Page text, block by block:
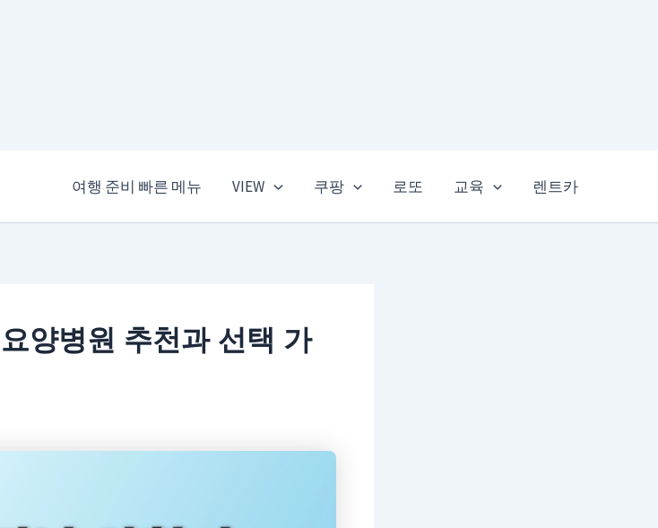
여행 준비 빠른 메뉴 VIEW 쿠팡 로또 교육 렌트카
양병원 추천과 선택 가